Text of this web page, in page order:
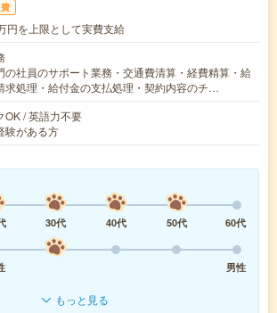
円を上限として実費支給
の社員のサポート業務・交通費清算・経費精算・給
求処理・給付金の支払処理・契約内容のチ…
OK / 英語力不要
験がある方
30代 40代 50代
60代
男性
もっと見る